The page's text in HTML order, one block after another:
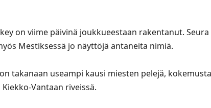
on viime päivinä joukkueestaan rakentanut. Seura
Mestiksessä jo näyttöjä antaneita nimiä.
takanaan useampi kausi miesten pelejä, kokemusta
Vantaan riveissä.